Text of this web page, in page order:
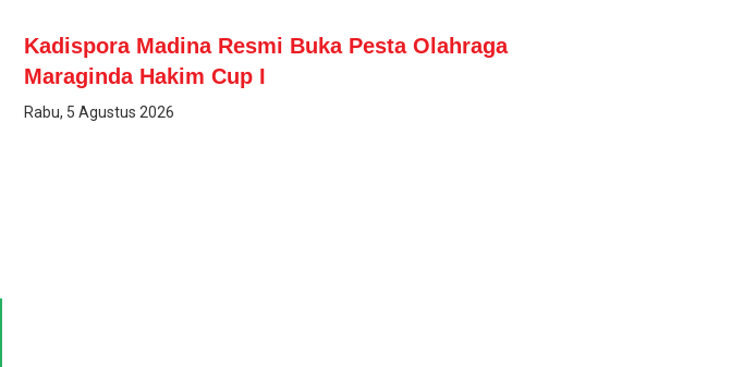
Kadispora Madina Resmi Buka Pesta Olahraga
Maraginda Hakim Cup I
Rabu, 5 Agustus 2026